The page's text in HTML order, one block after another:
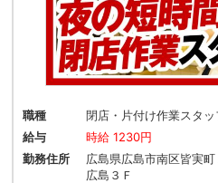
職種
閉店・片付け作業スタッ
給与
時給 1230円
勤務住所
広島県広島市南区皆実
広島３Ｆ